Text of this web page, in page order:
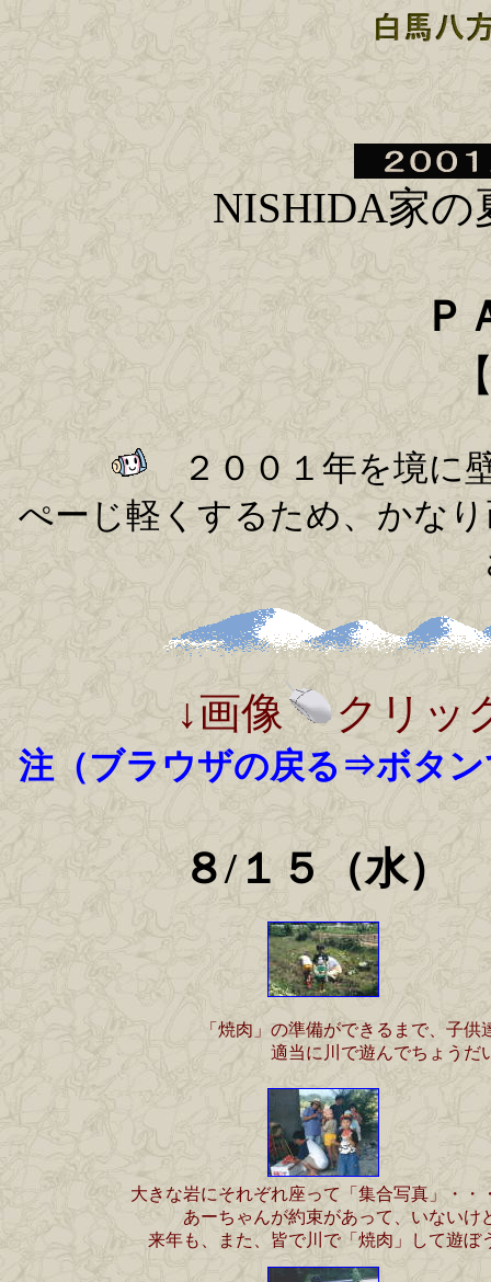
NISHIDA家の
Ｐ
２００１年を境に
ぺーじ軽くするため、かな
↓画像 クリッ
注（ブラウザの戻る⇒ボタ
８/１５（
「焼肉」の準備ができるまで、子供
適当に川で遊んでちょうだ
大きな岩にそれぞれ座って「集合写真」・・
あーちゃんが約束があって、いないけ
来年も、また、皆で川で「焼肉」して遊ぼ